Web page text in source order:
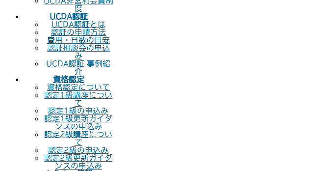
度
UCDA認証
UCDA認証とは
認証の申請方法
費用・日数の目安
認証相談会の申込
み
UCDA認証 事例紹
介
資格認定
資格認定について
認定1級講座につい
て
認定1級の申込み
認定1級更新ガイダ
ンスの申込み
認定2級講座につい
て
認定2級の申込み
認定2級更新ガイダ
ンスの申込み